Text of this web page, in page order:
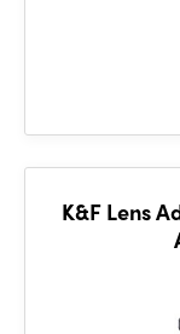
K&F Lens